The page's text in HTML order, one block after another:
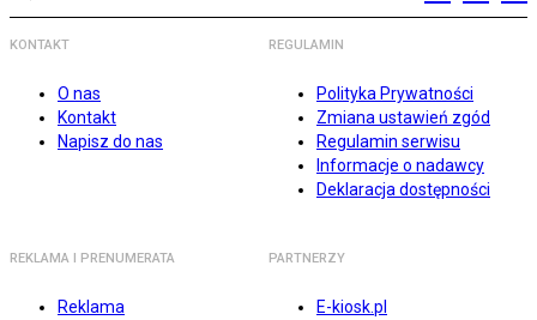
KONTAKT
O nas
Kontakt
Napisz do nas
REGULAMIN
Polityka Prywatności
Zmiana ustawień zgód
Regulamin serwisu
Informacje o nadawcy
Deklaracja dostępności
REKLAMA I PRENUMERATA
Reklama
PARTNERZY
E-kiosk.pl